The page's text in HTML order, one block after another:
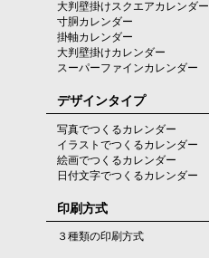
大判壁掛けスクエアカレンダー
寸胴カレンダー
掛軸カレンダー
大判壁掛けカレンダー
スーパーファインカレンダー
デザインタイプ
写真でつくるカレンダー
イラストでつくるカレンダー
絵画でつくるカレンダー
日付文字でつくるカレンダー
印刷方式
３種類の印刷方式